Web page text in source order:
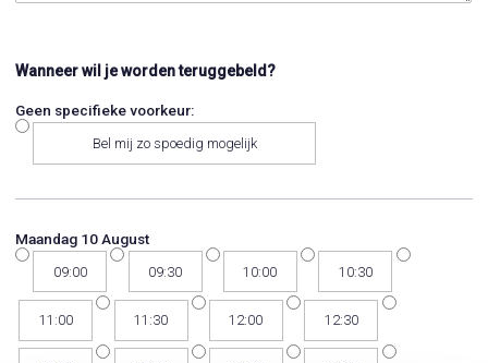
Wanneer wil je worden teruggebeld?
Maandag 10 August
09:00 09:30 10:00 10:30
11:00 11:30 12:00 12:30
Geen specifieke voorkeur:
Bel mij zo spoedig mogelijk